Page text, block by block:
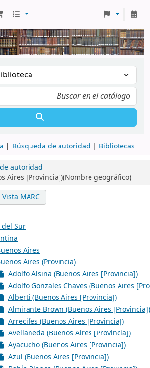
Búsqueda de autoridad Bibliotecas
autoridad
Aires [Provincia])(Nombre geográfico)
Vista MARC
Sur
Aires
Aires (Provincia)
Adolfo Alsina (Buenos Aires [Provincia])
Adolfo Gonzales Chaves (Buenos Aires
Alberti (Buenos Aires [Provincia])
Almirante Brown (Buenos Aires [Provincia])
Arrecifes (Buenos Aires [Provincia])
Avellaneda (Buenos Aires [Provincia])
Ayacucho (Buenos Aires [Provincia])
Azul (Buenos Aires [Provincia])